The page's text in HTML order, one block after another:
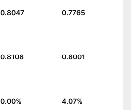
0.8047 0.7765
0.8108 0.8001
0.00% 4.07%